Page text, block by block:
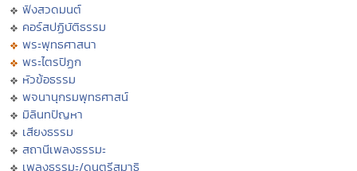
ฟังสวดมนต์
คอร์สปฏิบัติธรรม
พระพุทธศาสนา
พระไตรปิฏก
หัวข้อธรรม
พจนานุกรมพุทธศาสน์
มิลินทปัญหา
เสียงธรรม
สถานีเพลงธรรมะ
เพลงธรรมะ/ดนตรีสมาธิ